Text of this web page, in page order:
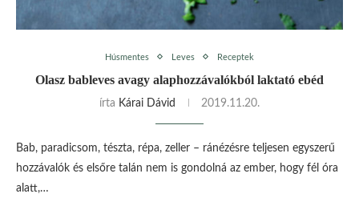
Húsmentes Leves Receptek
Olasz bableves avagy alaphozzávalókból laktató ebéd
írta Kárai Dávid 2019.11.20.
Bab, paradicsom, tészta, répa, zeller – ránézésre teljesen egyszerű
hozzávalók és elsőre talán nem is gondolná az ember, hogy fél óra
alatt,…